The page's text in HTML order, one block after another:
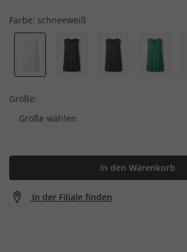
Farbe: schneeweiß
Größe:
Größe wählen
In den Warenkorb
In der Filiale finden